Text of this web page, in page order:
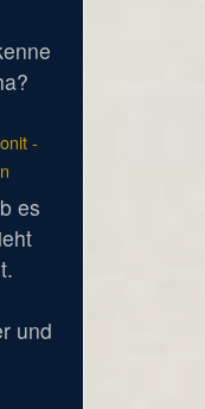
-
es
und